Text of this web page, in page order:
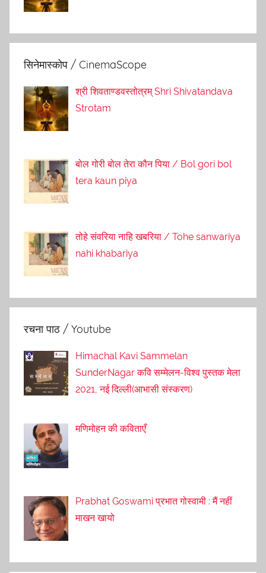
सिनेमास्कोप / CinemaScope
श्री शिवताण्डवस्तोत्रम् Shri Shivatandava
Strotam
बोल गोरी बोल तेरा कौन पिया / Bol gori bol
tera kaun piya
तोहे संवरिया नाहि खबरिया / Tohe sanwariya
nahi khabariya
रचना पाठ / Youtube
Himachal Kavi Sammelan
SunderNagar कवि सम्मेलन-विश्व पुस्तक मेला
2021, नई दिल्ली(आभासी संस्करण)
मणिमोहन की कविताएँ
Prabhat Goswami प्रभात गोस्वामी : मैं नहीं
माखन खायो